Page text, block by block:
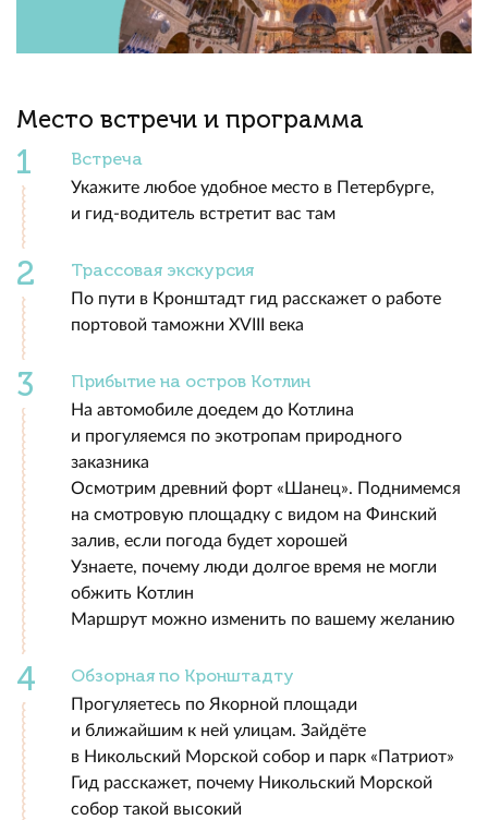
Место встречи и программа
Встреча
Укажите любое удобное место в Петербурге,
и гид-водитель встретит вас там
Трассовая экскурсия
По пути в Кронштадт гид расскажет о работе
портовой таможни XVIII века
Прибытие на остров Котлин
На автомобиле доедем до Котлина
и прогуляемся по экотропам природного
заказника
Осмотрим древний форт «Шанец». Поднимемся
на смотровую площадку с видом на Финский
залив, если погода будет хорошей
Узнаете, почему люди долгое время не могли
обжить Котлин
Маршрут можно изменить по вашему желанию
Обзорная по Кронштадту
Прогуляетесь по Якорной площади
и ближайшим к ней улицам. Зайдёте
в Никольский Морской собор и парк «Патриот»
Гид расскажет, почему Никольский Морской
собор такой высокий